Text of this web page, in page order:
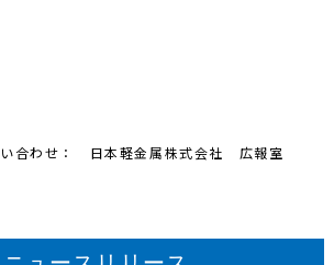
い合わせ： 日本軽金属株式会社 広報室